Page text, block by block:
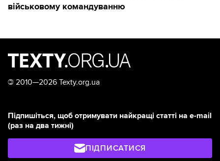
військовому командуванню
© 2010—2026 Texty.org.ua
Підпишіться, щоб отримувати найкращі статті на e-mail
(раз на два тижні)
ПІДПИСАТИСЯ